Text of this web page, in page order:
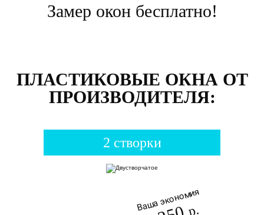
Замер окон бесплатно!
ПЛАСТИКОВЫЕ ОКНА ОТ
ПРОИЗВОДИТЕЛЯ:
2 створки
Ваша экономия
р.